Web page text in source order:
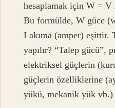
hesaplamak için W = V
Bu formülde, W güce
I akıma (amper) eşittir.
yapılır? “Talep gücü”,
elektriksel güçlerin
güçlerin özelliklerine
yükü, mekanik yük vb.)